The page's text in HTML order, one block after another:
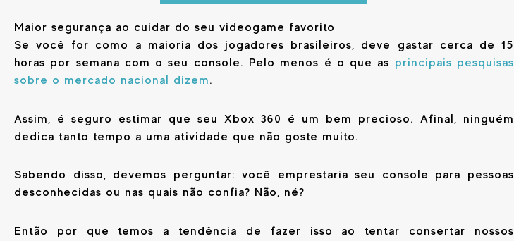
Maior segurança ao cuidar do seu videogame favorito
Se você for como a maioria dos jogadores brasileiros, deve gastar cerca de 15
horas por semana com o seu console. Pelo menos é o que as principais pesquisas
sobre o mercado nacional dizem.
Assim, é seguro estimar que seu Xbox 360 é um bem precioso. Afinal, ninguém
dedica tanto tempo a uma atividade que não goste muito.
Sabendo disso, devemos perguntar: você emprestaria seu console para pessoas
desconhecidas ou nas quais não confia? Não, né?
Então por que temos a tendência de fazer isso ao tentar consertar nossos